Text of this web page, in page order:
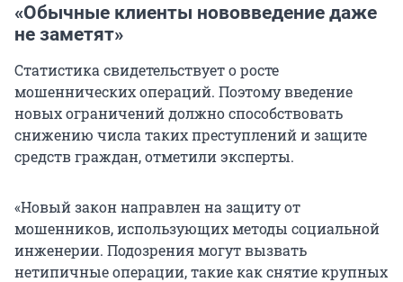
«Обычные клиенты нововведение даже
не заметят»
Статистика свидетельствует о росте
мошеннических операций. Поэтому введение
новых ограничений должно способствовать
снижению числа таких преступлений и защите
средств граждан, отметили эксперты.
«Новый закон направлен на защиту от
мошенников, использующих методы социальной
инженерии. Подозрения могут вызвать
нетипичные операции, такие как снятие крупных